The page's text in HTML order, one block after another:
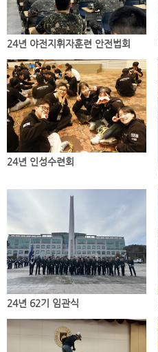
24년 야전지휘자훈련 안전법회
24년 인성수련회
24년 62기 임관식